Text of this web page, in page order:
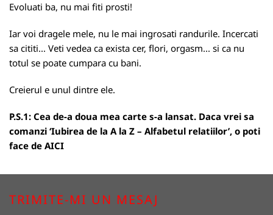
Evoluati ba, nu mai fiti prosti!
Iar voi dragele mele, nu le mai ingrosati randurile. Incercati
sa cititi... Veti vedea ca exista cer, flori, orgasm... si ca nu
totul se poate cumpara cu bani.
Creierul e unul dintre ele.
P.S.1: Cea de-a doua mea carte s-a lansat. Daca vrei sa
comanzi ‘Iubirea de la A la Z – Alfabetul relatiilor’, o poti
face de AICI
TRIMITE-MI UN MESAJ